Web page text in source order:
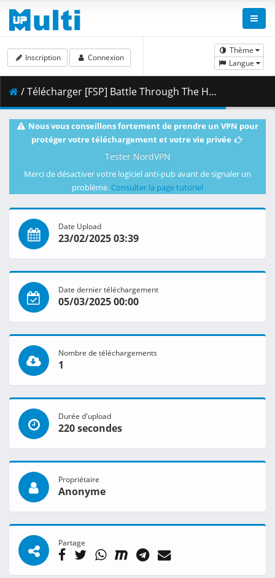
Thème
Langue
Inscription Connexion
/ Télécharger [FSP] Battle Through The Heavens NF - 135 [4K] [558A5225].mkv.002 ( 398.41 MB )
Nous vous conseillons fortement de prendre un VPN pour
protéger votre téléchargement et votre vie privée
Tester NordVPN
Merci de désactiver votre logiciel anti-pub avant de signaler un
problème. Consulter la page tutoriel
Date Upload
23/02/2025 03:39
Date dernier téléchargement
05/03/2025 00:00
Nombre de téléchargements
1
Durée d'upload
220 secondes
Propriétaire
Anonyme
Partage